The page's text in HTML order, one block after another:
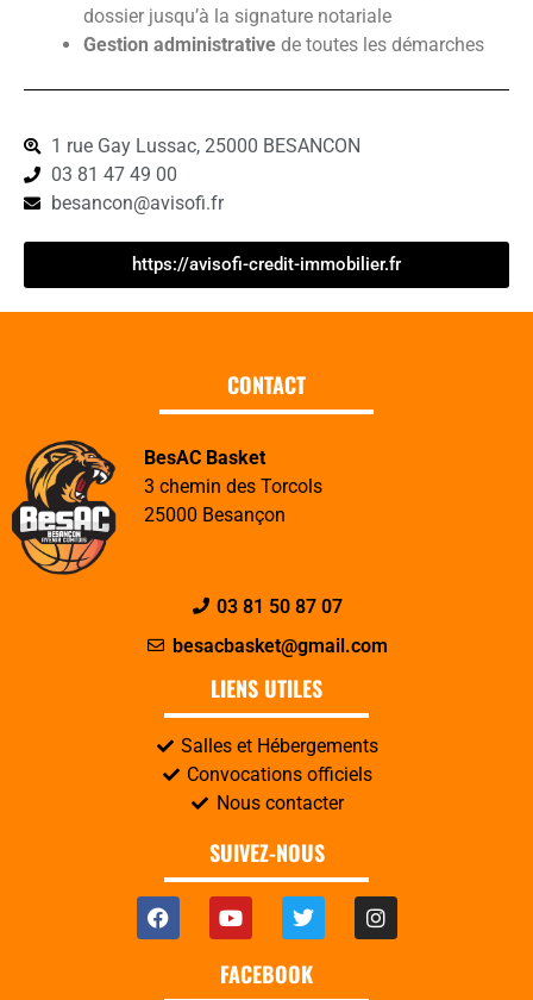
dossier jusqu’à la signature notariale
Gestion administrative de toutes les démarches
1 rue Gay Lussac, 25000 BESANCON
03 81 47 49 00
besancon@avisofi.fr
https://avisofi-credit-immobilier.fr
CONTACT
BesAC Basket
3 chemin des Torcols
25000 Besançon
03 81 50 87 07
besacbasket@gmail.com
LIENS UTILES
Salles et Hébergements
Convocations officiels
Nous contacter
SUIVEZ-NOUS
FACEBOOK